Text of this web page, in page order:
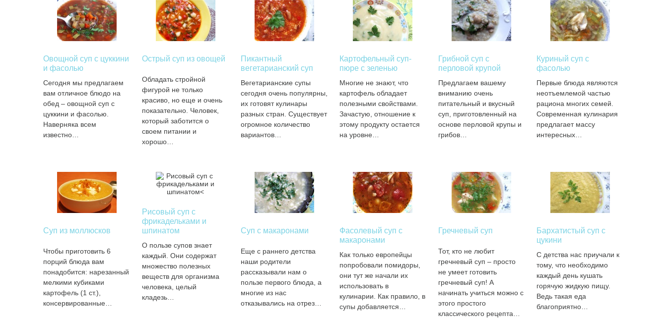
Овощной суп с цуккини
и фасолью
Сегодня мы предлагаем
вам отличное блюдо на
обед – овощной суп с
цуккини и фасолью.
Наверняка всем
известно…
Острый суп из овощей
Обладать стройной
фигурой не только
красиво, но еще и очень
показательно. Человек,
который заботится о
своем питании и
хорошо…
Пикантный
вегетарианский суп
Вегетарианские супы
сегодня очень популярны,
их готовят кулинары
разных стран. Существует
огромное количество
вариантов…
Картофельный суп-
пюре с зеленью
Многие не знают, что
картофель обладает
полезными свойствами.
Зачастую, отношение к
этому продукту остается
на уровне…
Грибной суп с
перловой крупой
Предлагаем вашему
вниманию очень
питательный и вкусный
суп, приготовленный на
основе перловой крупы и
грибов…
Куриный суп с
фасолью
Первые блюда являются
неотъемлемой частью
рациона многих семей.
Современная кулинария
предлагает массу
интересных…
Суп из моллюсков
Чтобы приготовить 6
порций блюда вам
понадобится: нарезанный
мелкими кубиками
картофель (1 ст.),
консервированные…
Рисовый суп с
фрикадельками и
шпинатом
О пользе супов знает
каждый. Они содержат
множество полезных
веществ для организма
человека, целый
кладезь…
Суп с макаронами
Еще с раннего детства
наши родители
рассказывали нам о
пользе первого блюда, а
многие из нас
отказывались на отрез…
Фасолевый суп с
макаронами
Как только европейцы
попробовали помидоры,
они тут же начали их
использовать в
кулинарии. Как правило, в
супы добавляется…
Гречневый суп
Тот, кто не любит
гречневый суп – просто
не умеет готовить
гречневый суп! А
начинать учиться можно с
этого простого
классического рецепта…
Бархатистый суп с
цукини
С детства нас приучали к
тому, что необходимо
каждый день кушать
горячую жидкую пищу.
Ведь такая еда
благоприятно…